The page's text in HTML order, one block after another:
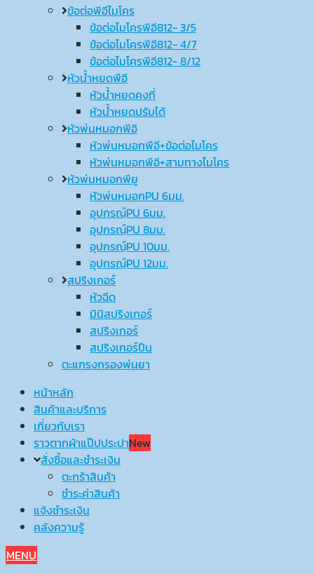
ข้อต่อพีอีไมโคร
ข้อต่อไมโครพีอี812- 3/5
ข้อต่อไมโครพีอี812- 4/7
ข้อต่อไมโครพีอี812- 8/12
หัวน้ำหยดพีอี
หัวน้ำหยดคงที่
หัวน้ำหยดปรับได้
หัวพ่นหมอกพีอี
หัวพ่นหมอกพีอี+ข้อต่อไมโคร
หัวพ่นหมอกพีอี+สามทางไมโคร
หัวพ่นหมอกพียู
หัวพ่นหมอกPU 6มม.
อุปกรณ์ฺPU 6มม.
อุปกรณ์ฺPU 8มม.
อุปกรณ์ฺPU 10มม.
อุปกรณ์ฺPU 12มม.
สปริงเกอร์
หัวฉีด
มินิสปริงเกอร์
สปริงเกอร์
สปริงเกอร์ปืน
ตะแกรงกรองพ่นยา
หน้าหลัก
สินค้าและบริการ
เกี่ยวกับเรา
ราวตากผ้าแป๊ปประปาNew
สั่งซื้อและชำระเงิน
ตะกร้าสินค้า
ชำระค่าสินค้า
แจ้งชำระเงิน
คลังความรู้
MENU